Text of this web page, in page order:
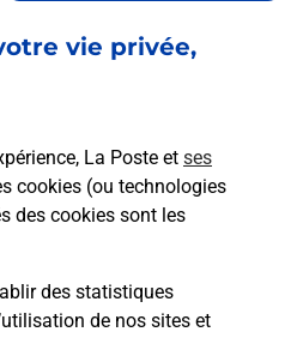
vie privée,
La Poste et ses
cookies (ou technologies
des cookies sont les
des statistiques
de nos sites et
un colis depuis : PACE